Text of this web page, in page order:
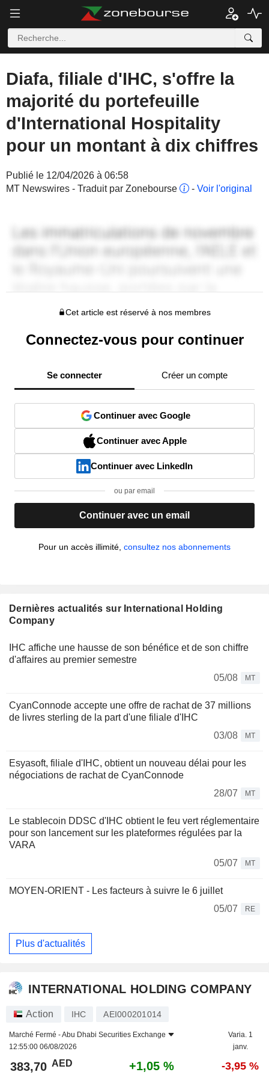
Diafa, filiale d'IHC, s'offre la
majorité du portefeuille
d'International Hospitality
pour un montant à dix chiffres
Publié le 12/04/2026 à 06:58
MT Newswires - Traduit par Zonebourse
- Voir l'original
Cet article est réservé à nos membres
Connectez-vous pour continuer
Se connecter Créer un compte
Continuer avec Google
Continuer avec Apple
Continuer avec LinkedIn
ou par email
Continuer avec un email
Pour un accès illimité, consultez nos abonnements
Dernières actualités sur International Holding
Company
IHC affiche une hausse de son bénéfice et de son chiffre
d'affaires au premier semestre
05/08
MT
CyanConnode accepte une offre de rachat de 37 millions
de livres sterling de la part d'une filiale d'IHC
03/08
MT
Esyasoft, filiale d'IHC, obtient un nouveau délai pour les
négociations de rachat de CyanConnode
28/07
MT
Le stablecoin DDSC d'IHC obtient le feu vert réglementaire
pour son lancement sur les plateformes régulées par la
VARA
05/07
MT
MOYEN-ORIENT - Les facteurs à suivre le 6 juillet
05/07
RE
Plus d'actualités
INTERNATIONAL HOLDING COMPANY
Action IHC AEI000201014
Marché Fermé -Abu Dhabi Securities Exchange
12:55:00 06/08/2026
Varia. 1
janv.
383,70 AED +1,05 % -3,95 %